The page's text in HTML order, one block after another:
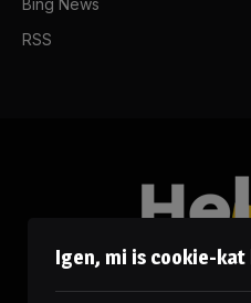
Bing News
RSS
Igen, mi is cookie-kat